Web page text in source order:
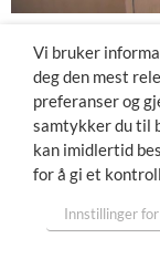
Vi bruker
deg den mest
preferanser og
samtykker du til
kan imidlertid
for å gi et
Innstillinger